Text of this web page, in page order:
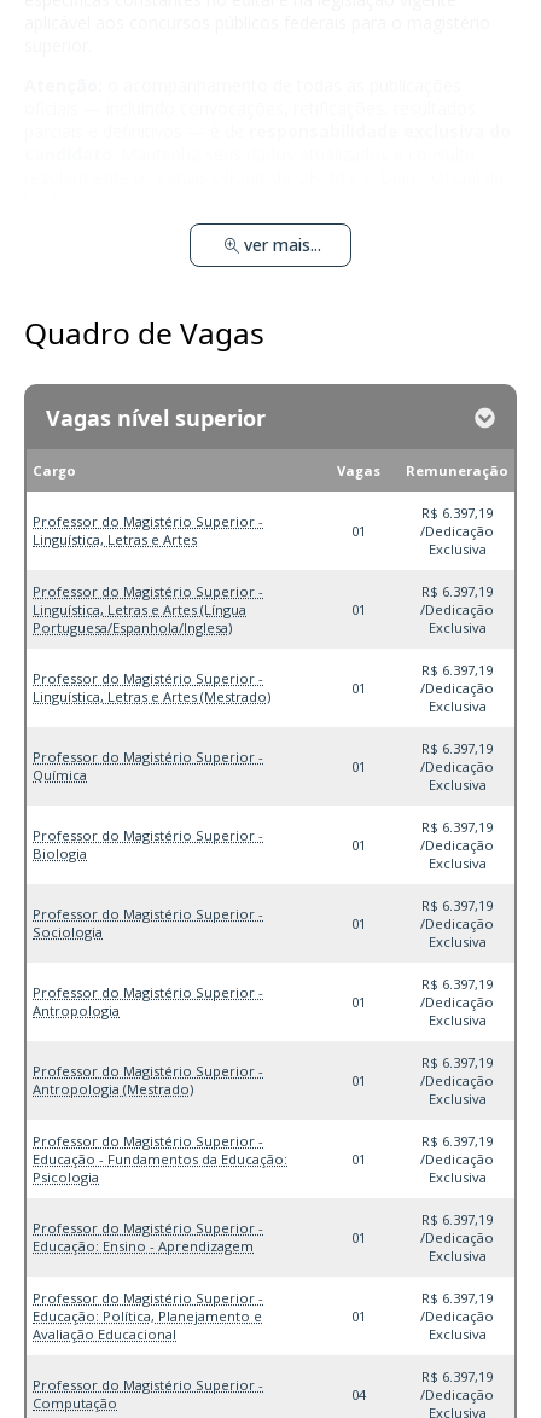
ver mais...
Quadro de Vagas
Vagas nível superior
Cargo Vagas Remuneração
Professor do Magistério Superior -
Linguística, Letras e Artes
01
R$ 6.397,19
/Dedicação
Exclusiva
Professor do Magistério Superior -
Linguística, Letras e Artes (Língua
Portuguesa/Espanhola/Inglesa)
01
R$ 6.397,19
/Dedicação
Exclusiva
Professor do Magistério Superior -
Linguística, Letras e Artes (Mestrado)
01
R$ 6.397,19
/Dedicação
Exclusiva
Professor do Magistério Superior -
Química
01
R$ 6.397,19
/Dedicação
Exclusiva
Professor do Magistério Superior -
Biologia
01
R$ 6.397,19
/Dedicação
Exclusiva
Professor do Magistério Superior -
Sociologia
01
R$ 6.397,19
/Dedicação
Exclusiva
Professor do Magistério Superior -
Antropologia
01
R$ 6.397,19
/Dedicação
Exclusiva
Professor do Magistério Superior -
Antropologia (Mestrado)
01
R$ 6.397,19
/Dedicação
Exclusiva
Professor do Magistério Superior -
Educação - Fundamentos da Educação:
Psicologia
01
R$ 6.397,19
/Dedicação
Exclusiva
Professor do Magistério Superior -
Educação: Ensino - Aprendizagem
01
R$ 6.397,19
/Dedicação
Exclusiva
Professor do Magistério Superior -
Educação: Política, Planejamento e
Avaliação Educacional
01
R$ 6.397,19
/Dedicação
Exclusiva
Professor do Magistério Superior -
Computação
04
R$ 6.397,19
/Dedicação
Exclusiva